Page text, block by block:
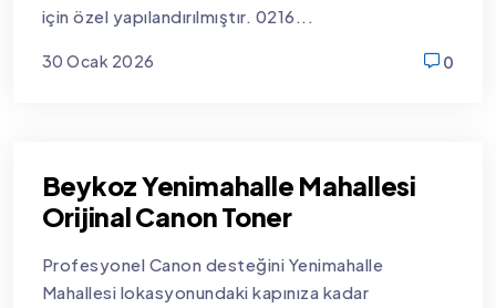
için özel yapılandırılmıştır. 0216...
30 Ocak 2026
0
Beykoz Yenimahalle Mahallesi
Orijinal Canon Toner
Profesyonel Canon desteğini Yenimahalle
Mahallesi lokasyonundaki kapınıza kadar